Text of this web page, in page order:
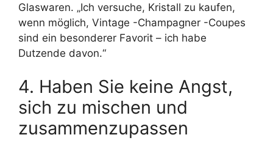
Glaswaren. „Ich versuche, Kristall zu kaufen,
wenn möglich, Vintage -Champagner -Coupes
sind ein besonderer Favorit – ich habe
Dutzende davon.“
4. Haben Sie keine Angst,
sich zu mischen und
zusammenzupassen